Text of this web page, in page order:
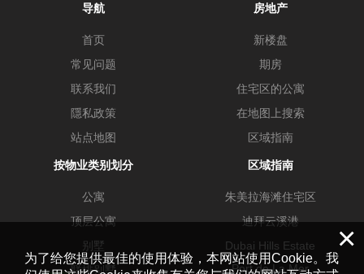
导航
首页
常见问题
联系我们
隱私政策
站点地图
房地产
新楼盘
期房
住宅区的公寓
在地图上搜索
区域指南
按物业类别划分
公寓
顶层公寓
别墅
联排别墅
区域指南
朱美拉海滩住宅区
迪拜云溪港
Dubai Hills Estate
Port de La Mer
×
为了给您提供最佳的使用体验，本网站使用Cookie。我